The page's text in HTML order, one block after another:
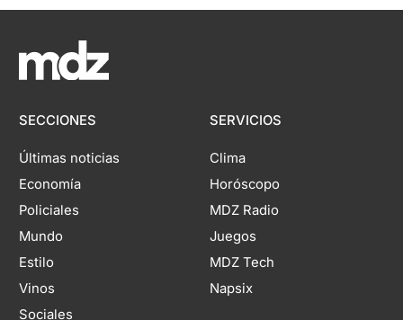
SECCIONES
Últimas noticias
Economía
Policiales
Mundo
Estilo
Vinos
Sociales
SERVICIOS
Clima
Horóscopo
MDZ Radio
Juegos
MDZ Tech
Napsix